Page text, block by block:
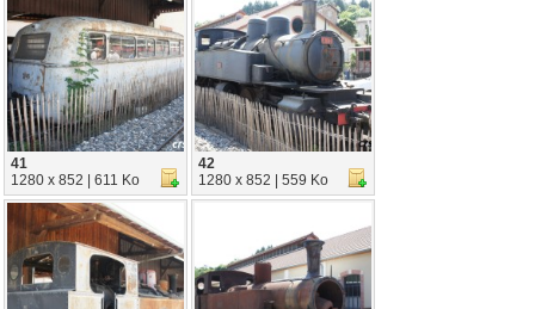
41
1280 x 852 | 611 Ko
42
1280 x 852 | 559 Ko